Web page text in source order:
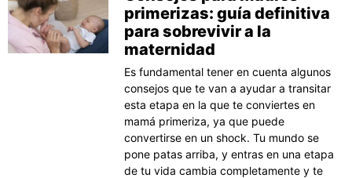
primerizas: guía definitiva
para sobrevivir a la
maternidad
Es fundamental tener en cuenta algunos
consejos que te van a ayudar a transitar
esta etapa en la que te conviertes en
mamá primeriza, ya que puede
convertirse en un shock. Tu mundo se
pone patas arriba, y entras en una etapa
de tu vida cambia completamente y te